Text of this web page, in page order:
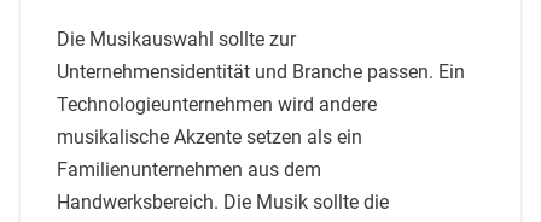
Die Musikauswahl sollte zur
Unternehmensidentität und Branche passen. Ein
Technologieunternehmen wird andere
musikalische Akzente setzen als ein
Familienunternehmen aus dem
Handwerksbereich. Die Musik sollte die